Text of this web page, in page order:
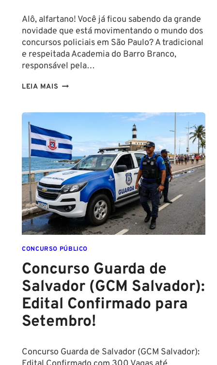
Alô, alfartano! Você já ficou sabendo da grande
novidade que está movimentando o mundo dos
concursos policiais em São Paulo? A tradicional
e respeitada Academia do Barro Branco,
responsável pela…
LEIA MAIS NA
SAI
DA
ESCOLA
FORMADO
EM
DIREITO
CONCURSO PÚBLICO
Concurso Guarda de
Salvador (GCM Salvador):
Edital Confirmado para
Setembro!
Concurso Guarda de Salvador (GCM Salvador):